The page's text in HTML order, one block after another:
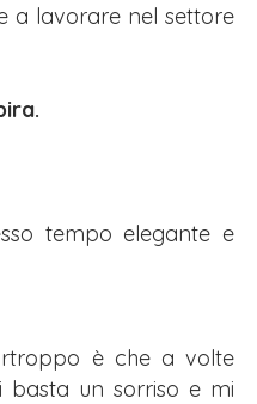
a lavorare nel settore
tempo elegante e
è che a volte
un sorriso e mi